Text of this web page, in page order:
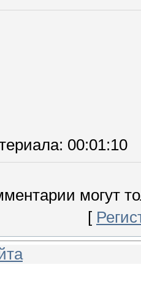
: 00:01:10
могут
[